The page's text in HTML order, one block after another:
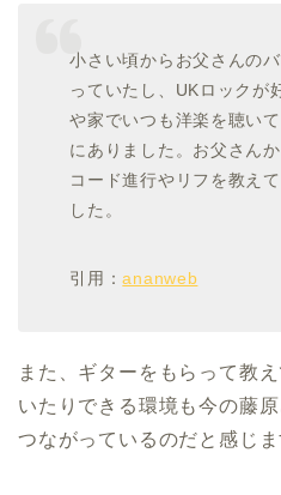
小さい頃からお父さんの
っていたし、UKロックが
や家でいつも洋楽を聴い
にありました。お父さん
コード進行やリフを教え
した。
引用：ananweb
また、 ギターをもらって教
いたりできる環境も今の藤
つながっているのだと感じま